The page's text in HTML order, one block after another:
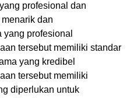
profesional dan
dan
yang profesional
tersebut memiliki standar
yang kredibel
tersebut memiliki
diperlukan untuk